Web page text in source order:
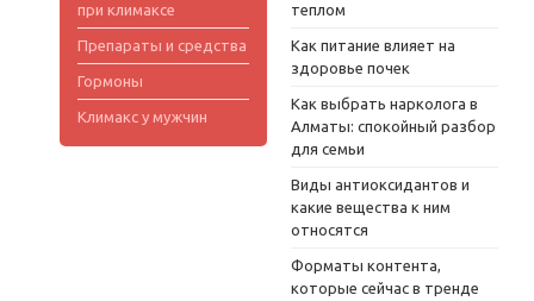
при климаксе
Препараты и средства
Гормоны
Климакс у мужчин
теплом
Как питание влияет на
здоровье почек
Как выбрать нарколога в
Алматы: спокойный разбор
для семьи
Виды антиоксидантов и
какие вещества к ним
относятся
Форматы контента,
которые сейчас в тренде